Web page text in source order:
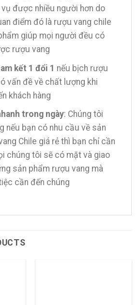
được nhiều người hơn do
điểm đó là rượu vang chile
giúp mọi người đều có
rượu vang
kết 1 đổi 1 nếu bịch rượu
vấn đề về chất lượng khi
khách hàng
trong ngày: Chúng tôi
nếu bạn có nhu cầu về sản
Chile giá rẻ thì bạn chỉ cần
chúng tôi sẽ có mặt và giao
sản phẩm rượu vang mà
cần đến chúng